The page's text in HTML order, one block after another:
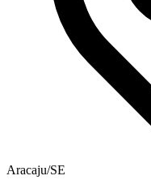
Aracaju/SE